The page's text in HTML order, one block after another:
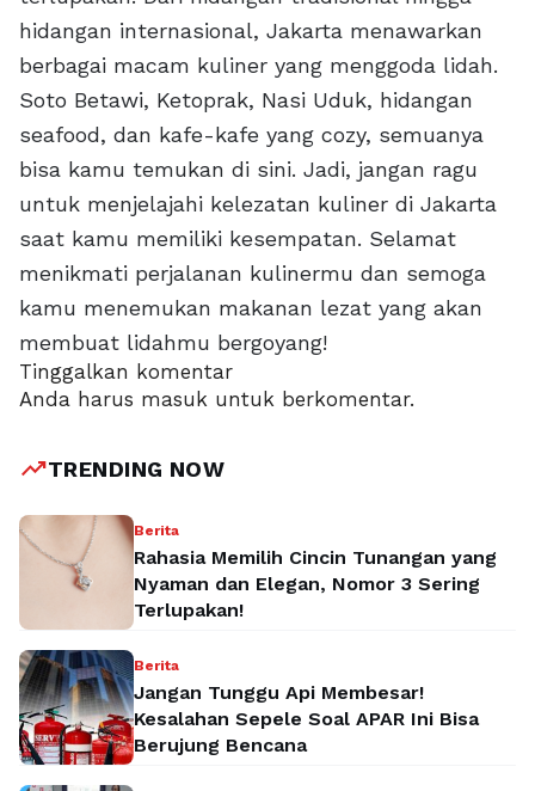
hidangan internasional, Jakarta menawarkan
berbagai macam kuliner yang menggoda lidah.
Soto Betawi, Ketoprak, Nasi Uduk, hidangan
seafood, dan kafe-kafe yang cozy, semuanya
bisa kamu temukan di sini. Jadi, jangan ragu
untuk menjelajahi kelezatan kuliner di Jakarta
saat kamu memiliki kesempatan. Selamat
menikmati perjalanan kulinermu dan semoga
kamu menemukan makanan lezat yang akan
membuat lidahmu bergoyang!
Tinggalkan komentar
Anda harus masuk untuk berkomentar.
trending_upTRENDING NOW
Berita
Rahasia Memilih Cincin Tunangan yang
Nyaman dan Elegan, Nomor 3 Sering
Terlupakan!
Berita
Jangan Tunggu Api Membesar!
Kesalahan Sepele Soal APAR Ini Bisa
Berujung Bencana